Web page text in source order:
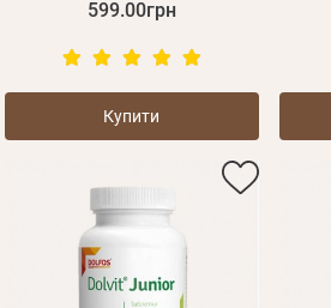
599.00грн
Купити